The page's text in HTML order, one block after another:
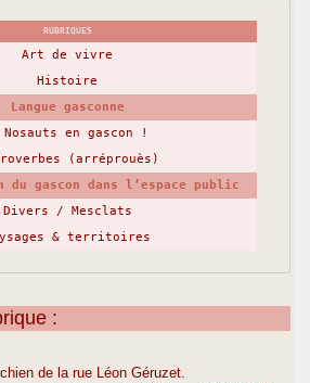
RUBRIQUES
Art de vivre
Histoire
Langue gasconne
Nosauts en gascon !
(arréprouès)
gascon dans l’espace public
Divers / Mesclats
& territoires
:
de la rue Léon Géruzet.